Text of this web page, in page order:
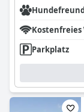
Kostenfreies
Parkplatz